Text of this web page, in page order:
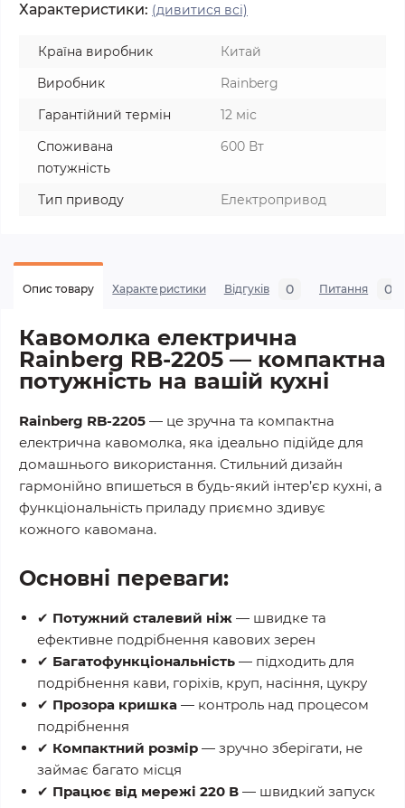
Характеристики: (дивитися всі)
Країна виробник
Китай
Виробник
Rainberg
Гарантійний термін
12 міс
Споживана
потужність
600 Вт
Тип приводу Електропривод
Опис товару Характеристики Відгуків 0 Питання 0
Кавомолка електрична
Rainberg RB-2205 — компактна
потужність на вашій кухні
Rainberg RB-2205 — це зручна та компактна
електрична кавомолка, яка ідеально підійде для
домашнього використання. Стильний дизайн
гармонійно впишеться в будь-який інтер’єр кухні, а
функціональність приладу приємно здивує
кожного кавомана.
Основні переваги:
✔ Потужний сталевий ніж — швидке та
ефективне подрібнення кавових зерен
✔ Багатофункціональність — підходить для
подрібнення кави, горіхів, круп, насіння, цукру
✔ Прозора кришка — контроль над процесом
подрібнення
✔ Компактний розмір — зручно зберігати, не
займає багато місця
✔ Працює від мережі 220 В — швидкий запуск